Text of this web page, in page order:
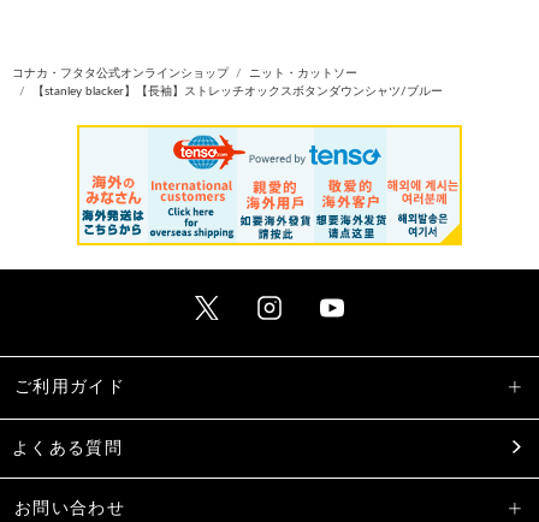
コナカ・フタタ公式オンラインショップ
ニット・カットソー
【stanley blacker】【長袖】ストレッチオックスボタンダウンシャツ/ブルー
ご利用ガイド
よくある質問
お問い合わせ